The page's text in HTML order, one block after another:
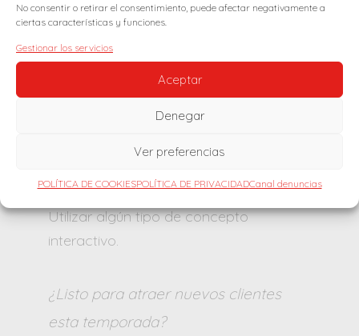
No consentir o retirar el consentimiento, puede afectar negativamente a
ciertas características y funciones.
Gestionar los servicios
Aceptar
Denegar
Ver preferencias
POLÍTICA DE COOKIESPOLÍTICA DE PRIVACIDADCanal denuncias
esto, puede anunciar cosas
Anuncio llamativo e interactivo:
Realmente impulsando el compromiso
con las personas que interactúan con la
publicidad mediante CODIGOS QR o
PRIMAVERA y jugar con el concepto.
Utilizar algún tipo de concepto
interactivo.
¿Listo para atraer nuevos clientes
esta temporada?